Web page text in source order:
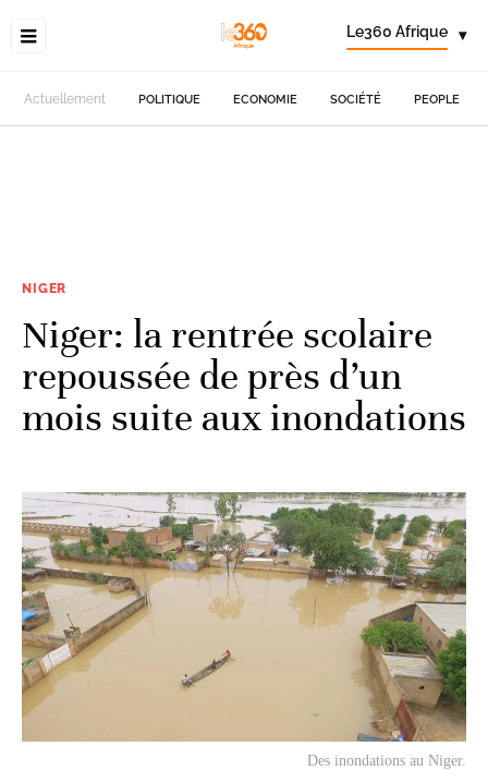
Le360 Afrique ▾
Actuellement POLITIQUE ECONOMIE SOCIÉTÉ PEOPLE
NIGER
Niger: la rentrée scolaire
repoussée de près d’un
mois suite aux inondations
Des inondations au Niger.